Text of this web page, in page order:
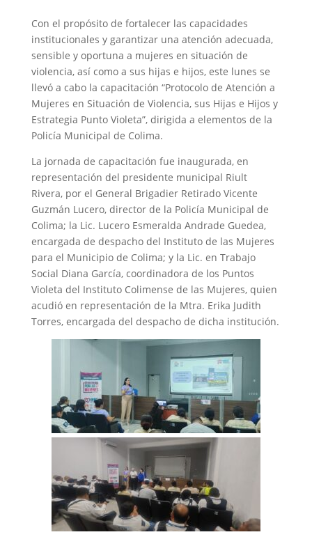
Con el propósito de fortalecer las capacidades
institucionales y garantizar una atención adecuada,
sensible y oportuna a mujeres en situación de
violencia, así como a sus hijas e hijos, este lunes se
llevó a cabo la capacitación “Protocolo de Atención a
Mujeres en Situación de Violencia, sus Hijas e Hijos y
Estrategia Punto Violeta”, dirigida a elementos de la
Policía Municipal de Colima.
La jornada de capacitación fue inaugurada, en
representación del presidente municipal Riult
Rivera, por el General Brigadier Retirado Vicente
Guzmán Lucero, director de la Policía Municipal de
Colima; la Lic. Lucero Esmeralda Andrade Guedea,
encargada de despacho del Instituto de las Mujeres
para el Municipio de Colima; y la Lic. en Trabajo
Social Diana García, coordinadora de los Puntos
Violeta del Instituto Colimense de las Mujeres, quien
acudió en representación de la Mtra. Erika Judith
Torres, encargada del despacho de dicha institución.